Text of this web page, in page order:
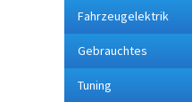
Fahrzeugelektrik
Gebrauchtes
Tuning